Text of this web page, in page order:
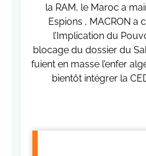
la RAM, le Maroc a
Espions , MACRON a
l’Implication du
blocage du dossier du
fuient en masse l’enfer
bientôt intégrer la